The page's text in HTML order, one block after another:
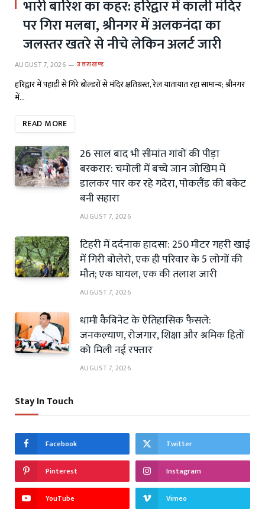
भारी बारिश का कहर: हरिद्वार में काली मंदिर
पर गिरा मलबा, श्रीनगर में अलकनंदा का
जलस्तर खतरे से नीचे लेकिन अलर्ट जारी
AUGUST 7, 2026 उत्तराखण्ड
हरिद्वार में पहाड़ी से गिरे बोल्डरों से मंदिर क्षतिग्रस्त, रेल यातायात रहा सामान्य; श्रीनगर
में…
READ MORE
26 साल बाद भी सीमांत गांवों की पीड़ा
बरकरार: चमोली में बच्चे जान जोखिम में
डालकर पार कर रहे गदेरा, पोकलैंड की बकेट
बनी सहारा
AUGUST 7, 2026
टिहरी में दर्दनाक हादसा: 250 मीटर गहरी खाई
में गिरी बोलेरो, एक ही परिवार के 5 लोगों की
मौत; एक घायल, एक की तलाश जारी
AUGUST 7, 2026
धामी कैबिनेट के ऐतिहासिक फैसले:
जनकल्याण, रोजगार, शिक्षा और श्रमिक हितों
को मिली नई रफ्तार
AUGUST 7, 2026
Stay In Touch
Facebook Twitter
Pinterest Instagram
YouTube Vimeo